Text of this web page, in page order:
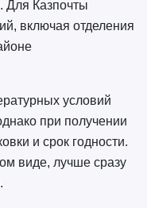
Для Казпочты
включая отделения
условий
при получении
и срок годности.
виде, лучше сразу